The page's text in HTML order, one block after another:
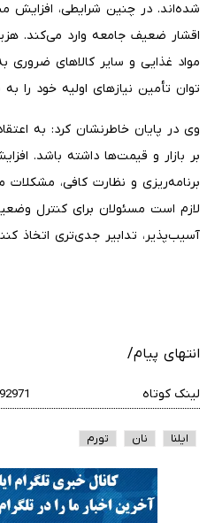
شده‌اند. در چنین شرایطی، افزایش
اقشار ضعیف جامعه وارد می‌کند.
مواد غذایی و سایر کالاهای
توان تأمین نیازهای اولیه خود را
وی در پایان خاطرنشان کرد: به
بر بازار و قیمت‌ها داشته باشد.
برنامه‌ریزی و نظارت کافی،
لازم است مسئولان برای کنترل
آسیب‌پذیر، تدابیر جدی‌تری اتخاذ
انتهای پیام/
لینک کوتاه
ایلنا نان تورم